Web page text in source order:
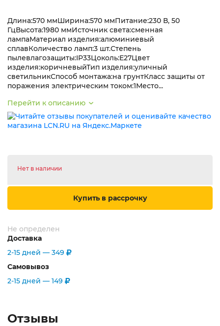
Длина:570 ммШирина:570 ммПитание:230 В, 50
ГцВысота:1980 ммИсточник света:сменная
лампаМатериал изделия:алюминиевый
сплавКоличество ламп:3 шт.Степень
пылевлагозащиты:IP33Цоколь:E27Цвет
изделия:коричневыйТип изделия:уличный
светильникСпособ монтажа:на грунтКласс защиты от
поражения электрическим током:1Место...
Перейти к описанию
Нет в наличии
Купить в рассрочку
Не определен
Доставка
2-15 дней — 349
Самовывоз
2-15 дней — 149
Отзывы